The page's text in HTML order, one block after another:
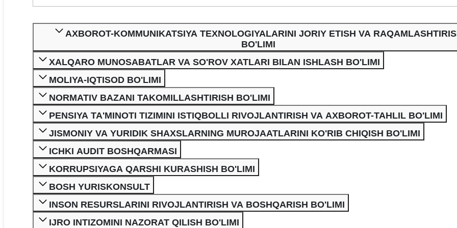
AXBOROT-KOMMUNIKATSIYA TEXNOLOGIYALARINI JORIY ETISH VA
BO'LIMI
XALQARO MUNOSABATLAR VA SO'ROV XATLARI BILAN ISHLASH BO'LIMI
MOLIYA-IQTISOD BO'LIMI
NORMATIV BAZANI TAKOMILLASHTIRISH BO'LIMI
PENSIYA TA'MINOTI TIZIMINI ISTIQBOLLI RIVOJLANTIRISH VA AXBOROT-TAHLIL BO'LIMI
JISMONIY VA YURIDIK SHAXSLARNING MUROJAATLARINI KO'RIB CHIQISH BO'LIMI
ICHKI AUDIT BOSHQARMASI
KORRUPSIYAGA QARSHI KURASHISH BO'LIMI
BOSH YURISKONSULT
INSON RESURSLARINI RIVOJLANTIRISH VA BOSHQARISH BO'LIMI
IJRO INTIZOMINI NAZORAT QILISH BO'LIMI